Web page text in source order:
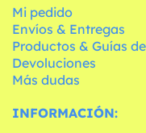
Mi pedido
Envíos & Entregas
Productos & Guías
Devoluciones
Más dudas
INFORMACIÓN: